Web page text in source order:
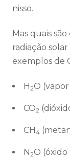
nisso.
Mas quais
radiação
exemplos de
H 2O
CO2
CH 4
N 2O (óxido